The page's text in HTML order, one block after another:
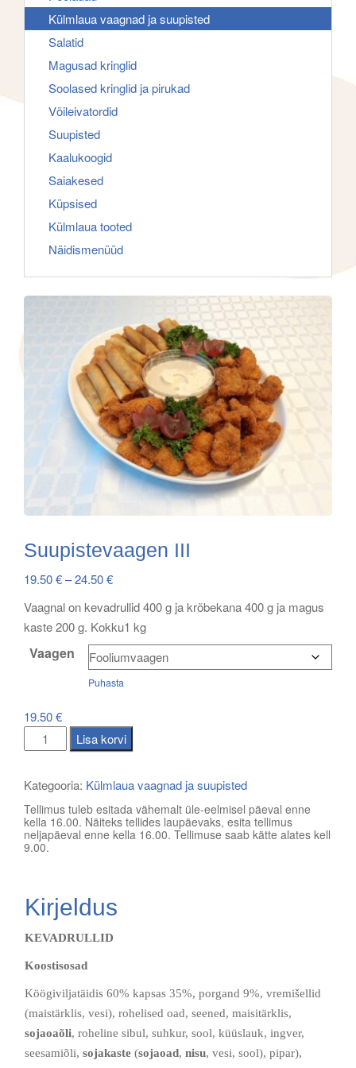
a
h
f
Külmlaua vaagnad ja suupisted
Salatid
Magusad kringlid
Soolased kringlid ja pirukad
Võileivatordid
Suupisted
Kaalukoogid
Saiakesed
Küpsised
Külmlaua tooted
Näidismenüüd
Suupistevaagen III
19.50€–24.50€Price
19.50 €
through
24.50 €
Vaagnal on kevadrullid 400 g ja krõbekana 400 g ja magus
kaste 200 g. Kokku1 kg
Vaagen
Puhasta
19.50€
Suupistevaagen
III
Lisa korvi
Kategooria: Külmlaua vaagnad ja suupisted
Tellimus tuleb esitada vähemalt üle-eelmisel päeval enne
kella 16.00. Näiteks tellides laupäevaks, esita tellimus
neljapäeval enne kella 16.00. Tellimuse saab kätte alates kell
9.00.
Kirjeldus
KEVADRULLID
Koostisosad
Köögiviljatäidis 60% kapsas 35%, porgand 9%, vremišellid
(maistärklis, vesi), rohelised oad, seened, maisitärklis,
sojaoaõli, roheline sibul, suhkur, sool, küüslauk, ingver,
seesamiõli, sojakaste (sojaoad, nisu, vesi, sool), pipar),